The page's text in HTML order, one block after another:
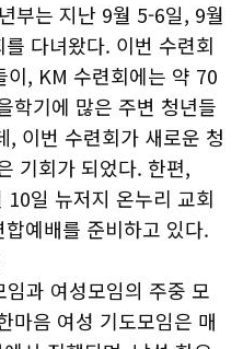
부는 지난 9월 5-6일, 9월
다녀왔다. 이번 수련회
, KM 수련회에는 약 70
학기에 많은 주변 청년들
이번 수련회가 새로운 청
기회가 되었다. 한편,
일 뉴저지 온누리 교회
예배를 준비하고 있다.
과 여성모임의 주중 모
마음 여성 기도모임은 매